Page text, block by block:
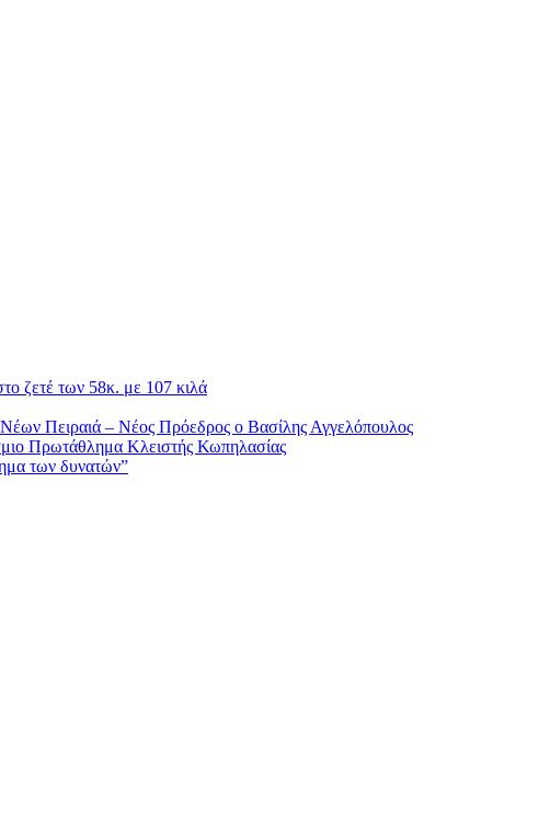
ζετέ των 58κ. με 107 κιλά
Πειραιά – Νέος Πρόεδρος ο Βασίλης Αγγελόπουλος
Πρωτάθλημα Κλειστής Κωπηλασίας
των δυνατών”